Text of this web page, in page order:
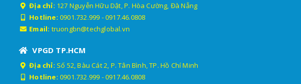
Địa chỉ: 127 Nguyễn Hữu Dật, P. Hòa Cường, Đà Nẵng
Hotline: 0901.732.999 -0917.46.0808
Email: truongbn@techglobal.vn
VPGD TP.HCM
Địa chỉ: Số 52, Bàu Cát 2, P. Tân Bình, TP. Hồ Chí Minh
Hotline: 0901.732.999 -0917.46.0808